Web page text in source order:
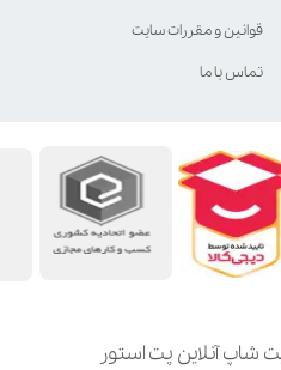
شاپ آنلاین پت استور
قوانین و مقررات سایت
تماس با ما